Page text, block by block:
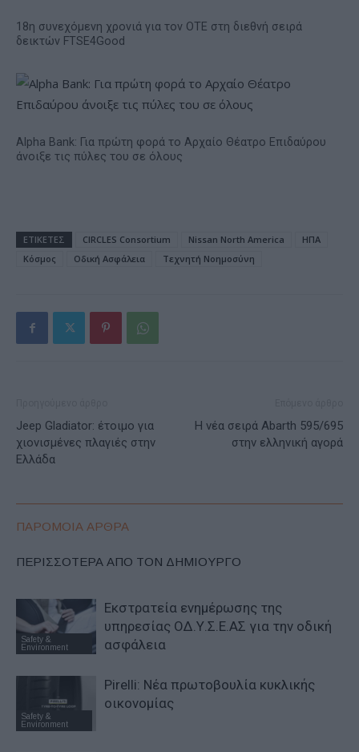
18η συνεχόμενη χρονιά για τον ΟΤΕ στη διεθνή σειρά
δεικτών FTSE4Good
Alpha Bank: Για πρώτη φορά το Αρχαίο Θέατρο Επιδαύρου
άνοιξε τις πύλες του σε όλους
ΕΤΙΚΕΤΕΣ CIRCLES Consortium Nissan North America
ΗΠΑ
Κόσμος
Οδική Ασφάλεια Τεχνητή Νοημοσύνη
Jeep Gladiator: έτοιμο για
χιονισμένες πλαγιές στην
Ελλάδα
H νέα σειρά Abarth 595/695
στην ελληνική αγορά
ΠΑΡΟΜΟΙΑ ΑΡΘΡΑ
ΠΕΡΙΣΣΟΤΕΡΑ ΑΠΟ ΤΟΝ ΔΗΜΙΟΥΡΓΟ
Safety &
Environment
Εκστρατεία ενημέρωσης της
υπηρεσίας ΟΔ.Υ.Σ.Ε.ΑΣ για την οδική
ασφάλεια
Safety &
Environment
Pirelli: Νέα πρωτοβουλία κυκλικής
οικονομίας